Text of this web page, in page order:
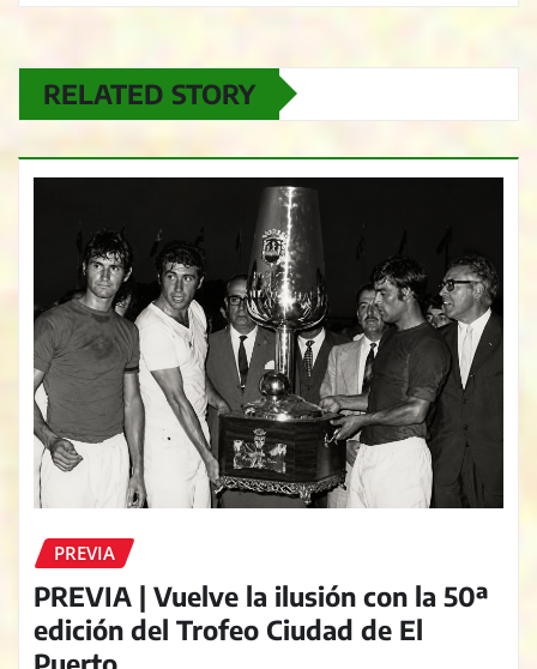
RELATED STORY
PREVIA
PREVIA | Vuelve la ilusión con la 50ª
edición del Trofeo Ciudad de El